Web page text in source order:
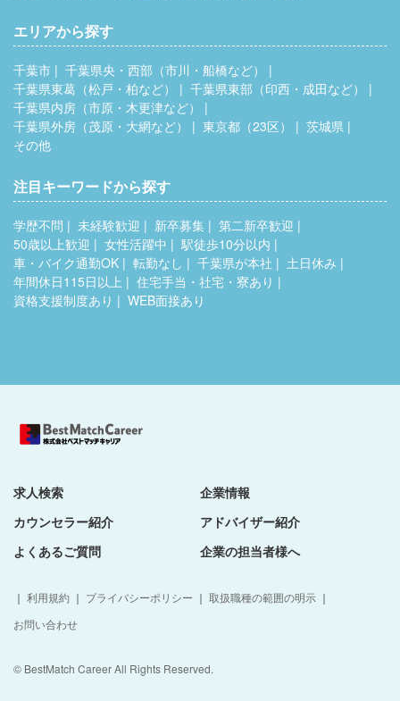
エリアから探す
千葉市
千葉県央・西部（市川・船橋など）
千葉県東葛（松戸・柏など）
千葉県東部（印西・成田など）
千葉県内房（市原・木更津など）
千葉県外房（茂原・大網など）
東京都（23区）
茨城県
その他
注目キーワードから探す
学歴不問 未経験歓迎 新卒募集
第二新卒歓迎
50歳以上歓迎
女性活躍中
駅徒歩10分以内
車・バイク通勤OK
転勤なし 千葉県が本社
土日休み
年間休日115日以上
住宅手当・社宅・寮あり
資格支援制度あり
WEB面接あり
求人検索
企業情報
カウンセラー紹介
アドバイザー紹介
よくあるご質問
企業の担当者様へ
｜ 利用規約 ｜ プライバシーポリシー ｜ 取扱職種の範囲の明示 ｜
お問い合わせ
© BestMatch Career All Rights Reserved.